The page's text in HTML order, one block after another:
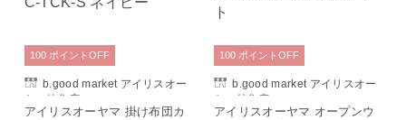
b.good market アイリスオー
ヤマ特集店
アイリスオーヤマ 掛け布団カ
100 ポイント OFF
b.good market アイリスオー
ヤマ特集店
アイリスオーヤマ オープンウ
100 ポイント OFF